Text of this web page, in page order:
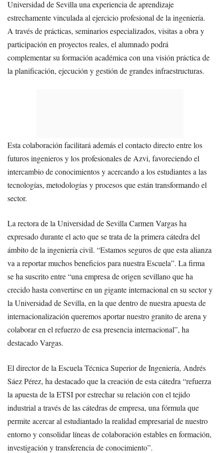
Universidad de Sevilla una experiencia de aprendizaje
estrechamente vinculada al ejercicio profesional de la ingeniería.
A través de prácticas, seminarios especializados, visitas a obra y
participación en proyectos reales, el alumnado podrá
complementar su formación académica con una visión práctica de
la planificación, ejecución y gestión de grandes infraestructuras.
Esta colaboración facilitará además el contacto directo entre los
futuros ingenieros y los profesionales de Azvi, favoreciendo el
intercambio de conocimientos y acercando a los estudiantes a las
tecnologías, metodologías y procesos que están transformando el
sector.
La rectora de la Universidad de Sevilla Carmen Vargas ha
expresado durante el acto que se trata de la primera cátedra del
ámbito de la ingeniería civil. “Estamos seguros de que esta alianza
va a reportar muchos beneficios para nuestra Escuela”. La firma
se ha suscrito entre “una empresa de origen sevillano que ha
crecido hasta convertirse en un gigante internacional en su sector y
la Universidad de Sevilla, en la que dentro de nuestra apuesta de
internacionalización queremos aportar nuestro granito de arena y
colaborar en el refuerzo de esa presencia internacional”, ha
destacado Vargas.
El director de la Escuela Técnica Superior de Ingeniería, Andrés
Sáez Pérez, ha destacado que la creación de esta cátedra “refuerza
la apuesta de la ETSI por estrechar su relación con el tejido
industrial a través de las cátedras de empresa, una fórmula que
permite acercar al estudiantado la realidad empresarial de nuestro
entorno y consolidar líneas de colaboración estables en formación,
investigación y transferencia de conocimiento”.